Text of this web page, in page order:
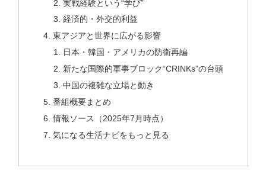
実戦経験という“学び”
経済的・外交的利益
東アジアと世界に広がる影響
日本・韓国・アメリカの防衛再編
新たな国際的軍事ブロック“CRINKs”の台頭
中国の複雑な立場と動き
番組概要まとめ
情報ソース（2025年7月時点）
気になる生活ナビをもっと見る